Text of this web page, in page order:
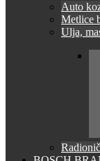
Auto
Metlice
Ulja,